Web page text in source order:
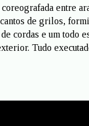
entre
de grilos,
cordas e um todo
Tudo